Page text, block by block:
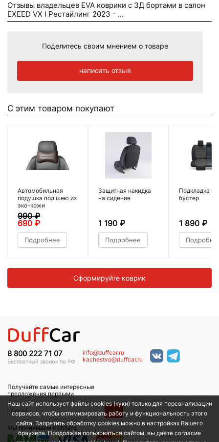
Отзывы владельцев EVA коврики c 3Д бортами в салон
EXEED VX I Рестайлинг 2023 - ...
Поделитесь своим мнением о товаре
написать отзыв
С этим товаром покупают
Автомобильная
подушка под шею из
эко-кожи
990₽
690 ₽
Подробнее
Защитная накидка
на сидение
1 190 ₽
Подробнее
Подкладка
бустер
1 890 ₽
Сформируйте коврик
8 800 222 71 07
Бесплатный звонок по РФ
info@duffcar.ru
kachestvo@duffcar.ru
Получайте самые интересные
предложения первыми
→
Мы принимаем к оплате
Наш сайт использует файлы cookies (куки) только для персонализации
сервисов, чтобы оптимизировать работу и функциональность этого
сайта. Запретить обработку cookies можно в настройках Вашего
браузера. Продолжая пользоваться сайтом, вы даете согласие